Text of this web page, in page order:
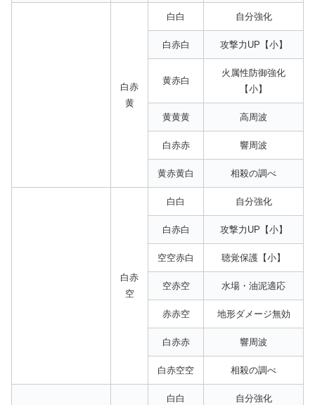
白赤
黄
白白 自分強化
白赤白 攻撃力UP【小】
黄赤白
火属性防御強化
【小】
黄黄黄 高周波
白赤赤 響周波
黄赤黄白 相殺の調べ
白赤
空
白白 自分強化
白赤白 攻撃力UP【小】
空空赤白 聴覚保護【小】
空赤空 水場・油泥適応
赤赤空 地形ダメージ無効
白赤赤 響周波
白赤空空 相殺の調べ
白白 自分強化